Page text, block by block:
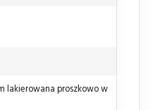
lakierowana proszkowo w